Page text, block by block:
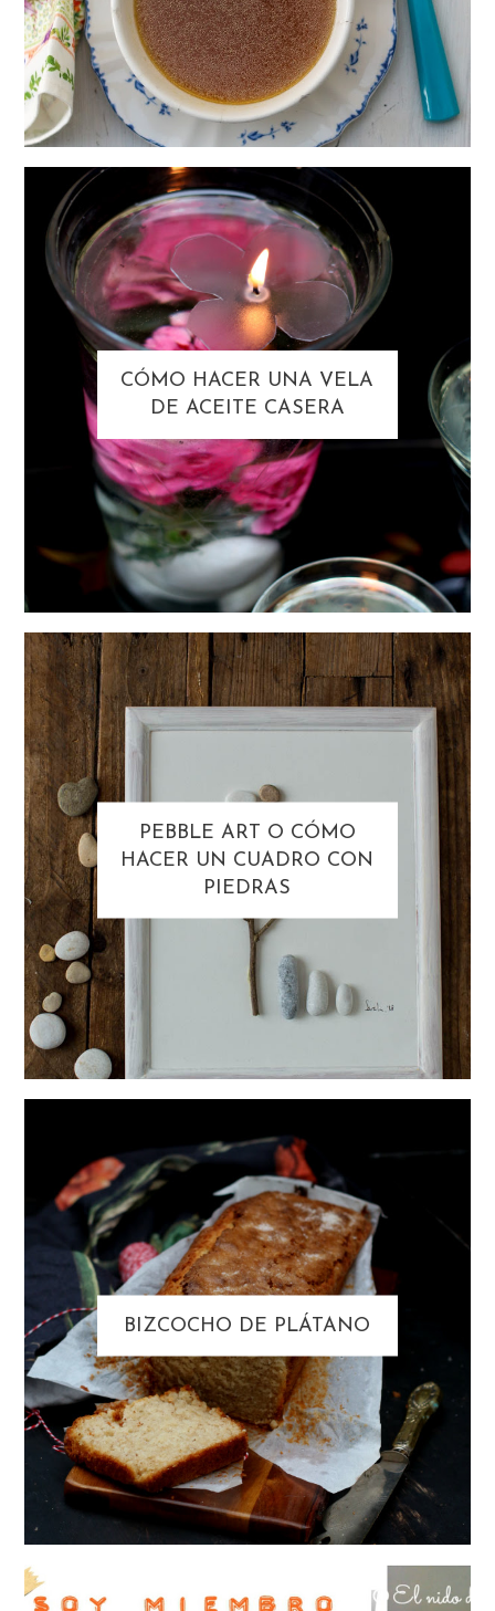
CÓMO HACER UNA VELA
DE ACEITE CASERA
PEBBLE ART O CÓMO
HACER UN CUADRO CON
PIEDRAS
BIZCOCHO DE PLÁTANO